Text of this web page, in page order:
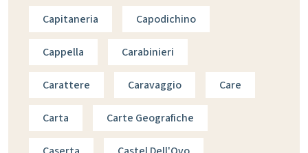
Capitaneria Capodichino
Cappella Carabinieri
Carattere Caravaggio Care
Carta Carte Geografiche